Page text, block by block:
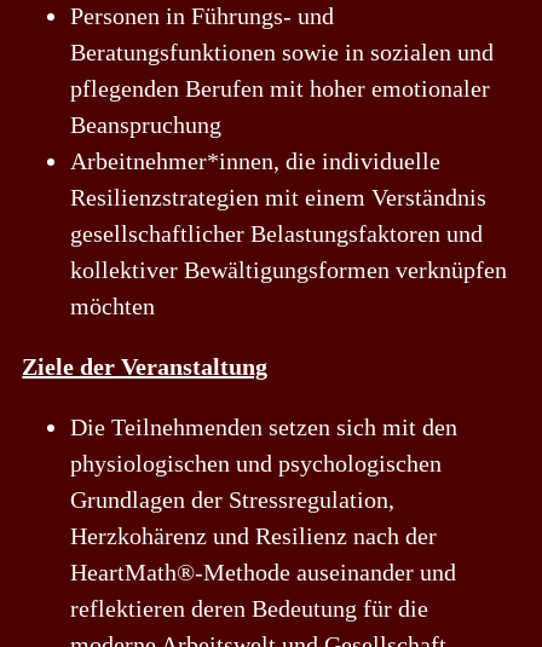
Personen in Führungs- und
Beratungsfunktionen sowie in sozialen und
pflegenden Berufen mit hoher emotionaler
Beanspruchung
Arbeitnehmer*innen, die individuelle
Resilienzstrategien mit einem Verständnis
gesellschaftlicher Belastungsfaktoren und
kollektiver Bewältigungsformen verknüpfen
möchten
Ziele der Veranstaltung
Die Teilnehmenden setzen sich mit den
physiologischen und psychologischen
Grundlagen der Stressregulation,
Herzkohärenz und Resilienz nach der
HeartMath®-Methode auseinander und
reflektieren deren Bedeutung für die